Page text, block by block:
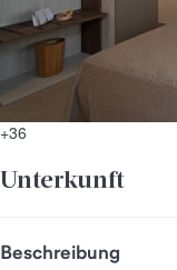
+36
Unterkunft
Beschreibung